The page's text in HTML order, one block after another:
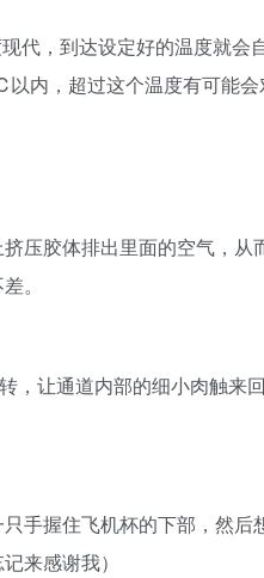
代，到达设定好的温度就会
内，超过这个温度有可能会
压胶体排出里面的空气，从
。
，让通道内部的细小肉触来
手握住飞机杯的下部，然后
来感谢我）